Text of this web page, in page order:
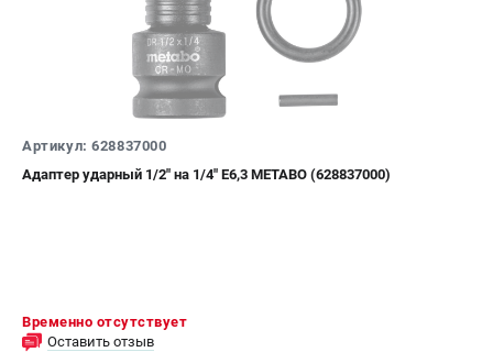
Артикул: 628837000
Адаптер ударный 1/2" на 1/4" E6,3 METABO (628837000)
Временно отсутствует
Оставить отзыв